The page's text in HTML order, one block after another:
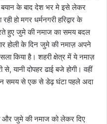
के बाद देश भर मे इसे लेकर
हो मगर धर्मनगरी हरिद्वार के
हुए जुमे की नमाज का समय बदल
होली के दिन जुमे की नमाज़ अपने
किया है। शहरी क्षेत्र में ये नमाज़
यानी दोपहर ढाई बजे होगी। वहीं
समय से एक से डेढ़ घंटा पहले अदा
जुमे की नमाज को लेकर दिए